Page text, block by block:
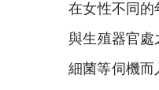
在女性不同
與生殖器官
細菌等伺機而